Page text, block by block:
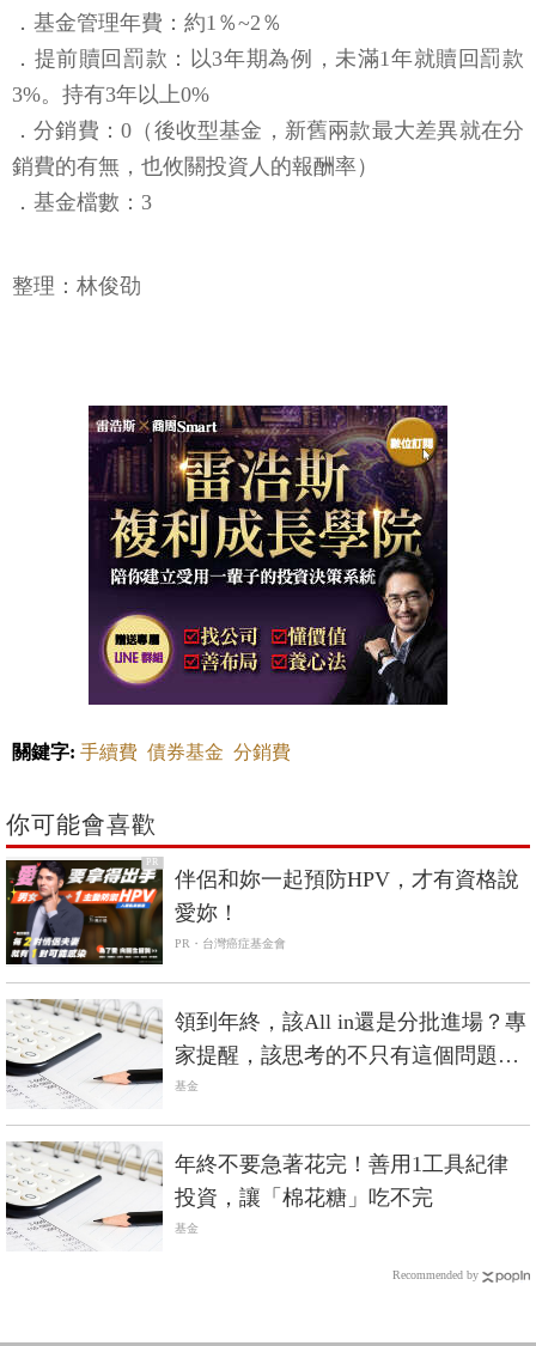
．基金管理年費：約1％~2％
．提前贖回罰款：以3年期為例，未滿1年就贖回罰款
3%。持有3年以上0%
．分銷費：0（後收型基金，新舊兩款最大差異就在分
銷費的有無，也攸關投資人的報酬率）
．基金檔數：3
整理：林俊劭
關鍵字: 手續費 債券基金 分銷費
你可能會喜歡
PR
伴侶和妳一起預防HPV，才有資格說
愛妳！
PR・台灣癌症基金會
領到年終，該All in還是分批進場？專
家提醒，該思考的不只有這個問題…
基金
年終不要急著花完！善用1工具紀律
投資，讓「棉花糖」吃不完
基金
Recommended by